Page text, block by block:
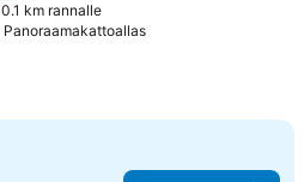
0.1 km rannalle
Panoraamakattoallas